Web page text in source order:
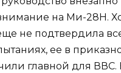
на Ми-28Н.
не подтвердила
ее в
главной для